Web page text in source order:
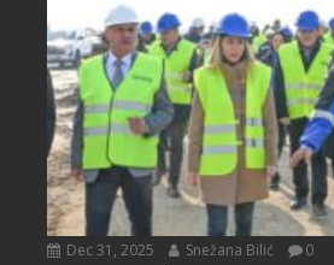
Dec 31, 2025 Snežana Bilić 0